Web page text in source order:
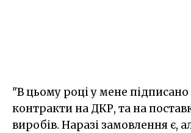
"В цьому році у мене підписано
контракти на ДКР, та на
виробів. Наразі замовлення є,